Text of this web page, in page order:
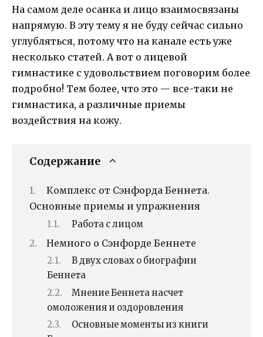
На самом деле осанка и лицо взаимосвязаны
напрямую. В эту тему я не буду сейчас сильно
углубляться, потому что на канале есть уже
несколько статей. А вот о лицевой
гимнастике с удовольствием поговорим более
подробно! Тем более, что это — все-таки не
гимнастика, а различные приемы
воздействия на кожу.
Содержание
Комплекс от Сэнфорда Беннета.
Основные приемы и упражнения
Работа с лицом
Немного о Сэнфорде Беннете
В двух словах о биографии
Беннета
Мнение Беннета насчет
омоложения и оздоровления
Основные моменты из книги